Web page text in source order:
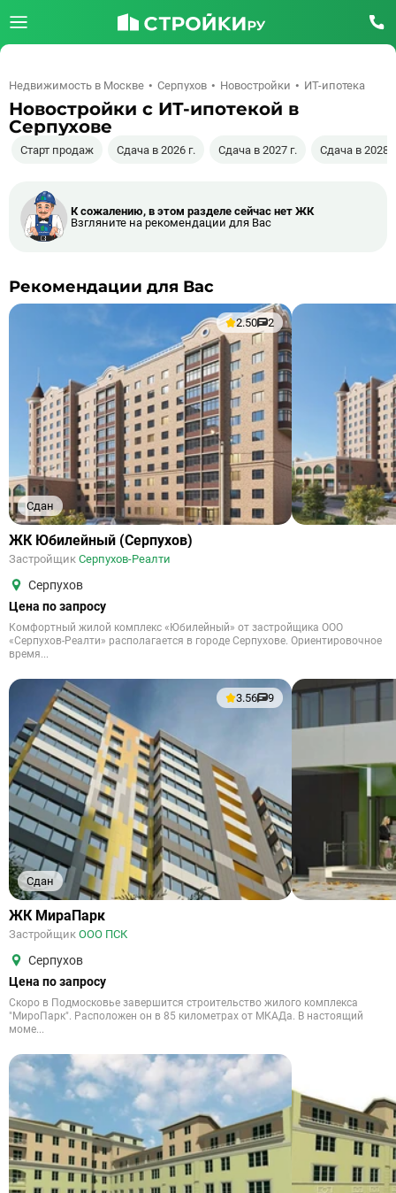
Недвижимость в Москве Серпухов Новостройки ИТ-ипотека
Новостройки с ИТ-ипотекой в
Серпухове
Старт продаж Сдача в 2026 г. Сдача в 2027 г. Сдача в 2028
К сожалению, в этом разделе сейчас нет ЖК
Взгляните на рекомендации для Вас
Рекомендации для Вас
Сдан
2.50 2
ЖК Юбилейный (Серпухов)
Застройщик Серпухов-Реалти
Серпухов
Цена по запросу
Комфортный жилой комплекс «Юбилейный» от застройщика ООО
«Серпухов-Реалти» располагается в городе Серпухове. Ориентировочное
время...
Сдан
3.56 9
ЖК МираПарк
Застройщик ООО ПСК
Серпухов
Цена по запросу
Скоро в Подмосковье завершится строительство жилого комплекса
"МироПарк". Расположен он в 85 километрах от МКАДа. В настоящий
моме...